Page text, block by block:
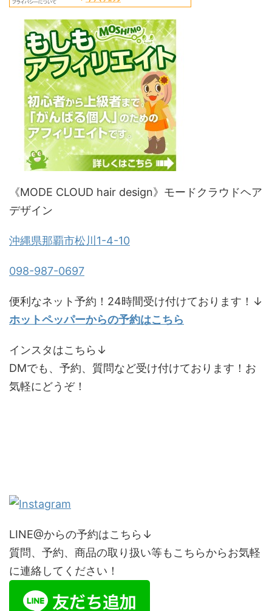
《MODE CLOUD hair design》モードクラウドヘア
デザイン
沖縄県那覇市松川1-4-10
098-987-0697
便利なネット予約！24時間受け付けております！↓
ホットペッパーからの予約はこちら
インスタはこちら↓
DMでも、予約、質問など受け付けております！お
気軽にどうぞ！
LINE@からの予約はこちら↓
質問、予約、商品の取り扱い等もこちらからお気軽
に連絡してください！